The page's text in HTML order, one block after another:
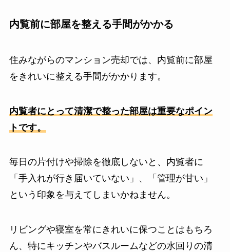
内覧前に部屋を整える手間がかかる
住みながらのマンション売却では、内覧前に部屋
をきれいに整える手間がかかります。
内覧者にとって清潔で整った部屋は重要なポイン
トです。
毎日の片付けや掃除を徹底しないと、内覧者に
「手入れが行き届いていない」、「管理が甘い」
という印象を与えてしまいかねません。
リビングや寝室を常にきれいに保つことはもちろ
ん、特にキッチンやバスルームなどの水回りの清